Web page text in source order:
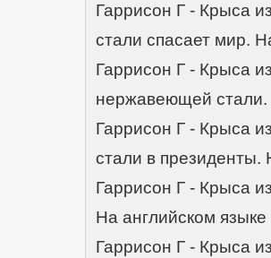
Гаррисон Г - Крыса
стали спасает мир.
Гаррисон Г - Крыса
нержавеющей стали.
Гаррисон Г - Крыса
стали в президенты.
Гаррисон Г - Крыса
На английском
Гаррисон Г - Крыса